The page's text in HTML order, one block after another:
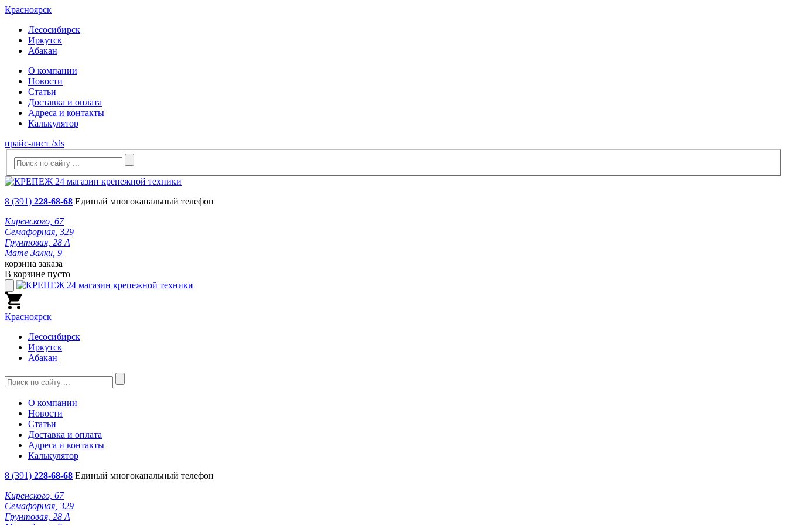
Красноярск
Лесосибирск
Иркутск
Абакан
О компании
Новости
Статьи
Доставка и оплата
Адреса и контакты
Калькулятор
прайс-лист /xls
8 (391) 228-68-68 Единый многоканальный телефон
Киренского, 67
Семафорная, 329
Грунтовая, 28 А
Мате Залки, 9
корзина заказа
В корзине пусто
Красноярск
Лесосибирск
Иркутск
Абакан
О компании
Новости
Статьи
Доставка и оплата
Адреса и контакты
Калькулятор
8 (391) 228-68-68 Единый многоканальный телефон
Киренского, 67
Семафорная, 329
Грунтовая, 28 А